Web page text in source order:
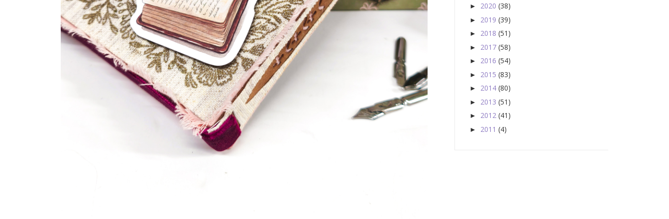
► 2020 (38)
► 2019 (39)
► 2018 (51)
► 2017 (58)
► 2016 (54)
► 2015 (83)
► 2014 (80)
► 2013 (51)
► 2012 (41)
► 2011 (4)